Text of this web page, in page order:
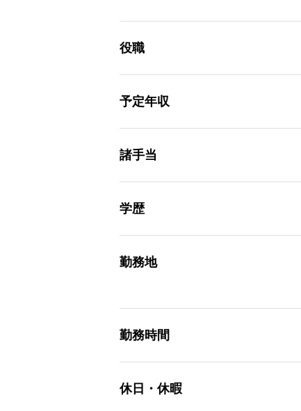
役職
予定年収
諸手当
学歴
勤務地
勤務時間
休日・休暇